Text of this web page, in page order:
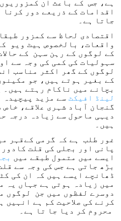
ہے، جس کے باعث ان
اقدامات کے ذریعے دور کرنا
جاتا ہے۔
اقتصادی لحاظ سے کمزور
واقعات، بالخصوص ہیٹ ویو
کے لوگوں کے رہن سہن کے
سہولیات کی کمی کی وجہ سے
لوگوں کے گھر اکثر مناسب
کے بغیر ہوتے ہیں، جو
بچانے میں ناکام رہتے ہیں۔
لینڈ افیکٹ سے مزید پیچیدہ
گنجان آباد شہری علاقے،
دیہی ماحول سے زیادہ درجہ
ہیں۔
غور طلب ہے کہ گرمی کےقہر
پانی اور بجلی کی قلت
ایسے میں متمول طبقے میں
بڑھ جاتی ہے جس کی وجہ سے
ڈھانچے ایسے ہیں کہ ان کی
میں زیادہ ہوتی ہے جہاں یہ
دوسرے لفظوں میں جن لوگوں
کرنے کی صلاحیت کم ہے انہیں
محروم کر دیا جا تا ہے۔